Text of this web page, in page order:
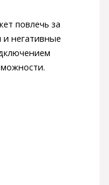
повлечь за
и негативные